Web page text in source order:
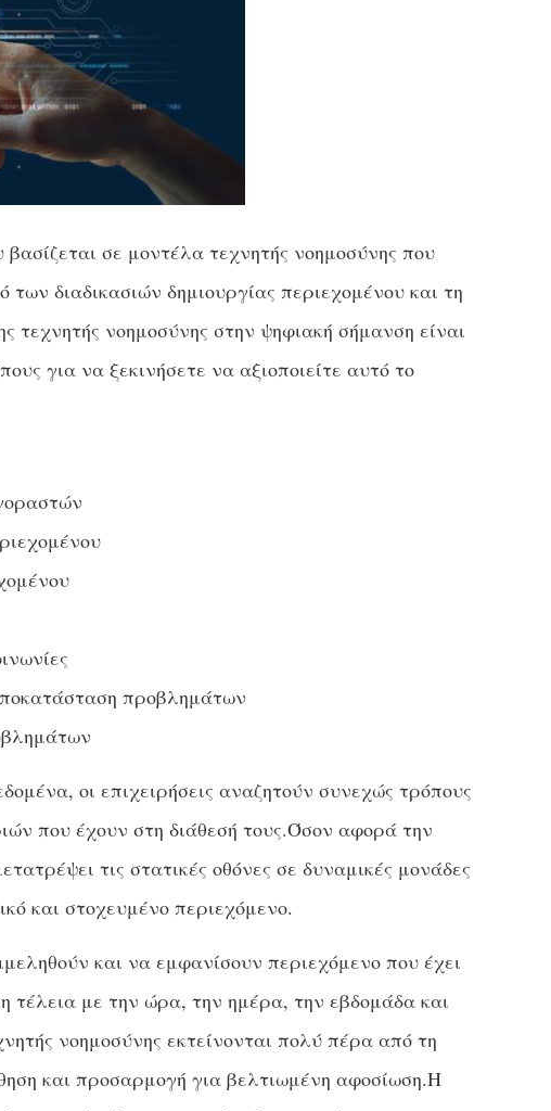
σε μοντέλα τεχνητής νοημοσύνης που
διαδικασιών δημιουργίας περιεχομένου και τη
τεχνητής νοημοσύνης στην ψηφιακή σήμανση είναι
για να ξεκινήσετε να αξιοποιείτε αυτό το
προβλημάτων
οι επιχειρήσεις αναζητούν συνεχώς τρόπους
που έχουν στη διάθεσή τους.Όσον αφορά την
τις στατικές οθόνες σε δυναμικές μονάδες
και στοχευμένο περιεχόμενο.
και να εμφανίσουν περιεχόμενο που έχει
τέλεια με την ώρα, την ημέρα, την εβδομάδα και
νοημοσύνης εκτείνονται πολύ πέρα ​​από τη
και προσαρμογή για βελτιωμένη αφοσίωση.Η